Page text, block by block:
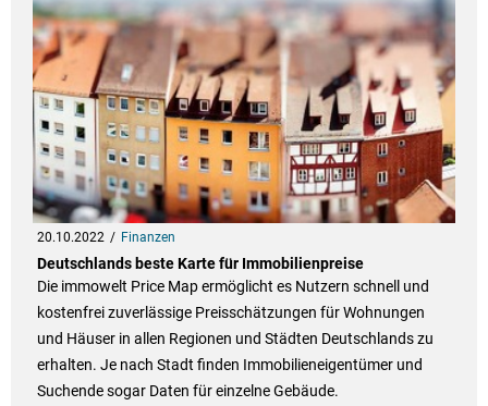
20.10.2022 Finanzen
Deutschlands beste Karte für Immobilienpreise
Die immowelt Price Map ermöglicht es Nutzern schnell und
kostenfrei zuverlässige Preisschätzungen für Wohnungen
und Häuser in allen Regionen und Städten Deutschlands zu
erhalten. Je nach Stadt finden Immobilieneigentümer und
Suchende sogar Daten für einzelne Gebäude.